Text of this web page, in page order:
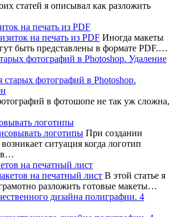
статей я описывал как разложить
на печать из PDF
Иногда макеты
быть представлены в формате PDF.…
фотографий в Photoshop. Удаление
в фотошопе не так уж сложна,
логотипы
При создании
ситуация когда логотип
в…
на печатный лист
В этой статье я
разложить готовые макеты…
дизайна полиграфии. 4